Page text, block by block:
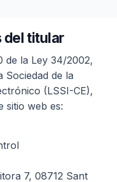
del titular
de la Ley 34/2002,
Sociedad de la
(LSSI-CE),
sitio web es:
7, 08712 Sant